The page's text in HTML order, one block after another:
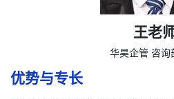
王老
华昊企管 咨询
优势与专长